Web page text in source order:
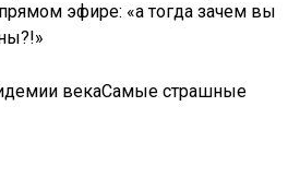
эфире: «а тогда зачем вы
векаСамые страшные